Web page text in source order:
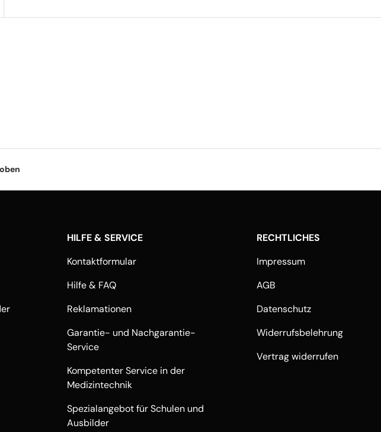
HILFE & SERVICE
Kontaktformular
Hilfe & FAQ
Reklamationen
Garantie- und Nachgarantie-
Service
Kompetenter Service in der
Medizintechnik
Spezialangebot für Schulen und
Ausbilder
RECHTLICHES
Impressum
AGB
Datenschutz
Widerrufsbelehrung
Vertrag widerrufen